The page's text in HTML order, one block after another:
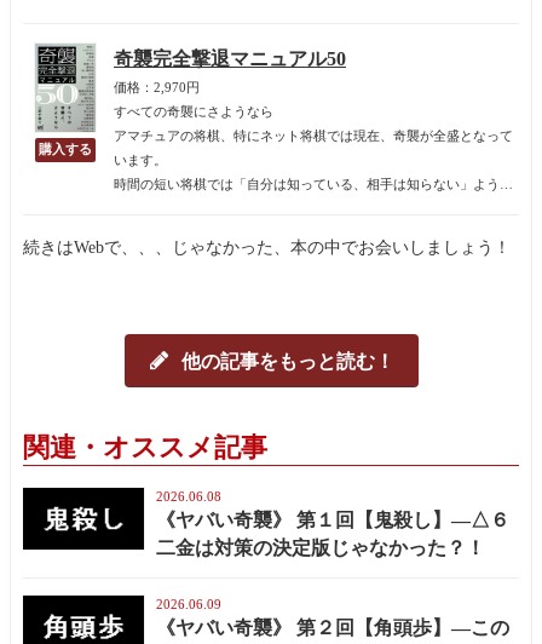
奇襲完全撃退マニュアル50
価格：2,970円
すべての奇襲にさようなら
アマチュアの将棋、特にネット将棋では現在、奇襲が全盛となって
います。
時間の短い将棋では「自分は知っている、相手は知らない」ような
です。
続きはWebで、、、じゃなかった、本の中でお会いしましょう！
他の記事をもっと読む！
関連・オススメ記事
2026.06.08
《ヤバい奇襲》 第１回【鬼殺し】—△６
二金は対策の決定版じゃなかった？！
2026.06.09
《ヤバい奇襲》 第２回【角頭歩】—この